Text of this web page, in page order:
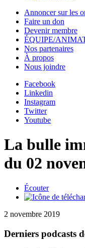
Annoncer sur les
Faire un don
Devenir membre
ÉQUIPE/
Nos partenaires
À propos
Nous joindre
Facebook
Linkedin
Instagram
Twitter
Youtube
La bulle
du 02
Écouter
2 novembre 2019
Derniers podcasts